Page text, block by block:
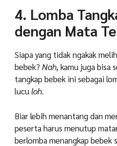
4. Lomba
dengan Mata
Siapa yang tidak ngakak
bebek? Nah, kamu juga bisa
tangkap bebek ini sebagai
luculoh.
Biar lebih menantang dan
peserta harus menutup
berlomba menangkap bebek